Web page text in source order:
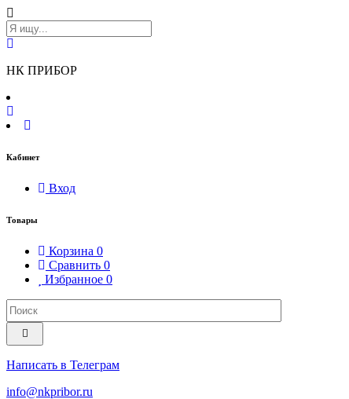
НК ПРИБОР
Кабинет
Вход
Товары
Корзина 0
Сравнить 0
Избранное 0
Написать в Телеграм
info@nkpribor.ru